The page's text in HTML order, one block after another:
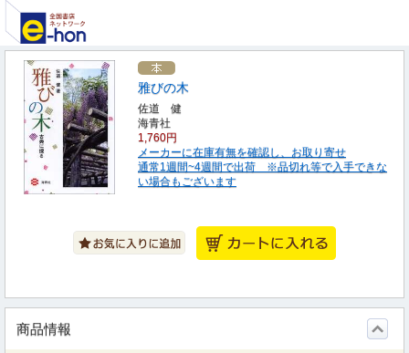
雅びの木
佐道 健
海青社
1,760円
メーカーに在庫有無を確認し、お取り寄せ
通常1週間~4週間で出荷 ※品切れ等で入手できな
い場合もございます
商品情報